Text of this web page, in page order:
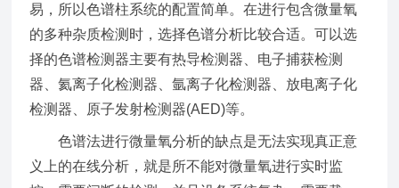
易，所以色谱柱系统的配置简单。在进行包含微量氧
的多种杂质检测时，选择色谱分析比较合适。可以选
择的色谱检测器主要有热导检测器、电子捕获检测
器、氦离子化检测器、氩离子化检测器、放电离子化
检测器、原子发射检测器(AED)等。
色谱法进行微量氧分析的缺点是无法实现真正意
义上的在线分析，就是所不能对微量氧进行实时监